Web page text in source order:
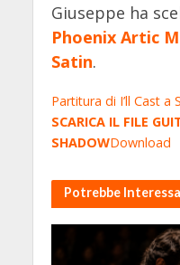
Giuseppe ha
Phoenix Artic
Satin.
Partitura di I’ll Cast a
SCARICA IL FILE
SHADOWDownload
Potrebbe